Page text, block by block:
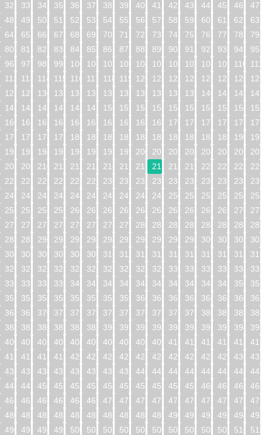
32
33 34 35 36 37 38 39 40 41 42 43 44 45 46
47
48
49 50 51 52 53 54 55 56 57 58 59 60 61 62
63
64
65 66 67 68 69 70 71 72 73 74 75 76 77 78
79
80
81 82 83 84 85 86 87 88 89 90 91 92 93 94
95
96
97 98 99 100 101 102 103 104 105 106 107 108 109 110
112
113 114 115 116 117 118 119 120 121 122 123 124 125 126
128
129 130 131 132 133 134 135 136 137 138 139 140 141 142
144
145 146 147 148 149 150 151 152 153 154 155 156 157 158
160
161 162 163 164 165 166 167 168 169 170 171 172 173 174
176
177 178 179 180 181 182 183 184 185 186 187 188 189 190
192
193 194 195 196 197 198 199 200 201 202 203 204 205 206
208
209 210 211 212 213 214 215 216 217 218 219 220 221 222
224
225 226 227 228 229 230 231 232 233 234 235 236 237 238
240
241 242 243 244 245 246 247 248 249 250 251 252 253 254
256
257 258 259 260 261 262 263 264 265 266 267 268 269 270
272
273 274 275 276 277 278 279 280 281 282 283 284 285 286
288
289 290 291 292 293 294 295 296 297 298 299 300 301 302
304
305 306 307 308 309 310 311 312 313 314 315 316 317 318
320
321 322 323 324 325 326 327 328 329 330 331 332 333 334
336
337 338 339 340 341 342 343 344 345 346 347 348 349 350
352
353 354 355 356 357 358 359 360 361 362 363 364 365 366
368
369 370 371 372 373 374 375 376 377 378 379 380 381 382
384
385 386 387 388 389 390 391 392 393 394 395 396 397 398
400
401 402 403 404 405 406 407 408 409 410 411 412 413 414
416
417 418 419 420 421 422 423 424 425 426 427 428 429 430
432
433 434 435 436 437 438 439 440 441 442 443 444 445 446
448
449 450 451 452 453 454 455 456 457 458 459 460 461 462
464
465 466 467 468 469 470 471 472 473 474 475 476 477 478
480
481 482 483 484 485 486 487 488 489 490 491 492 493 494
496
497 498 499 500 501 502 503 504 505 506 507 508 509 510